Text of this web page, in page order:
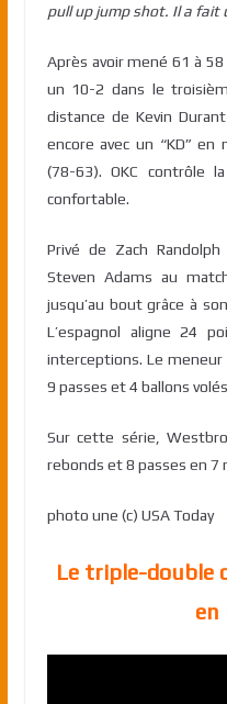
pull up jump shot. Il a fait
Après avoir mené 61 à
un 10-2 dans le
distance de Kevin
encore avec un “KD”
(78-63). OKC contrôle
confortable.
Privé de Zach
Steven Adams au
jusqu’au bout grâce à
L’espagnol aligne 24
interceptions. Le
9 passes et 4 ballons
Sur cette série,
rebonds et 8 passes en 7
photo une (c) USA Today
Le triple-double
en